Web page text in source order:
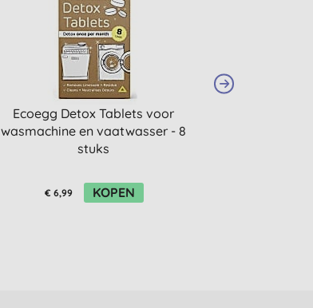
Ecoegg Detox Tablets voor
wasmachine en vaatwasser - 8
stuks
€ 6,99 KOPEN